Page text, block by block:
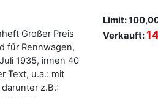
Großer Preis
für Rennwagen,
1935, innen 40
Text, u.a.: mit
z.B.:
Limit:
Verkauft: